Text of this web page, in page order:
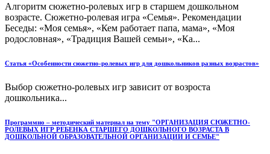
Алгоритм сюжетно-ролевых игр в старшем дошкольном
возрасте. Сюжетно-ролевая игра «Семья». Рекомендации
Беседы: «Моя семья», «Кем работает папа, мама», «Моя
родословная», «Традиция Вашей семьи», «Ка...
Статья «Особенности сюжетно-ролевых игр для дошкольников разных возрастов»
Выбор сюжетно-ролевых игр зависит от возроста
дошкольника...
Программно – методический материал на тему "ОРГАНИЗАЦИЯ СЮЖЕТНО-
РОЛЕВЫХ ИГР РЕБЕНКА СТАРШЕГО ДОШКОЛЬНОГО ВОЗРАСТА В
ДОШКОЛЬНОЙ ОБРАЗОВАТЕЛЬНОЙ ОРГАНИЗАЦИИ И СЕМЬЕ"